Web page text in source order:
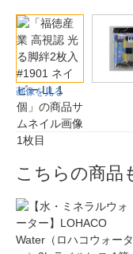
画像を見る
こちらの商品